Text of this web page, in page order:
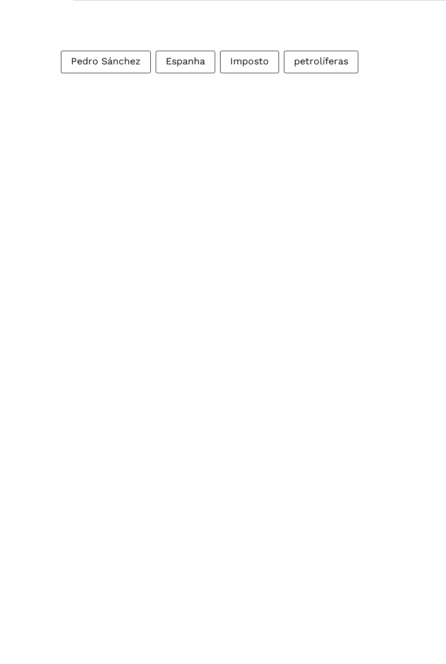
Pedro Sánchez Espanha Imposto petrolíferas